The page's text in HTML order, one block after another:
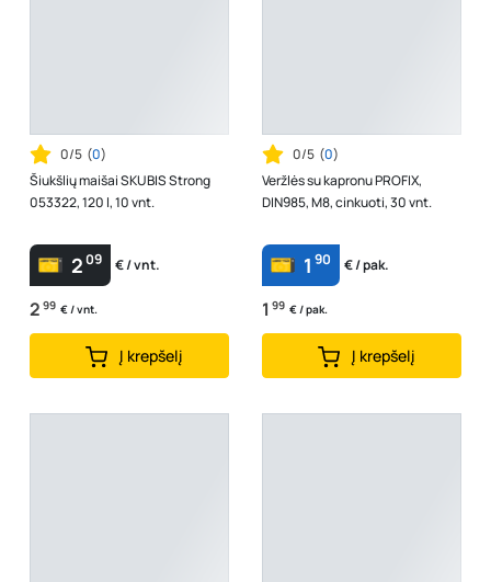
0/5 (0)
Šiukšlių maišai SKUBIS Strong
053322, 120 l, 10 vnt.
209 € / vnt.
2 99 € / vnt.
Į krepšelį
0/5 (0)
Veržlės su kapronu PROFIX,
DIN985, M8, cinkuoti, 30 vnt.
1 90 € / pak.
1 99 € / pak.
Į krepšelį